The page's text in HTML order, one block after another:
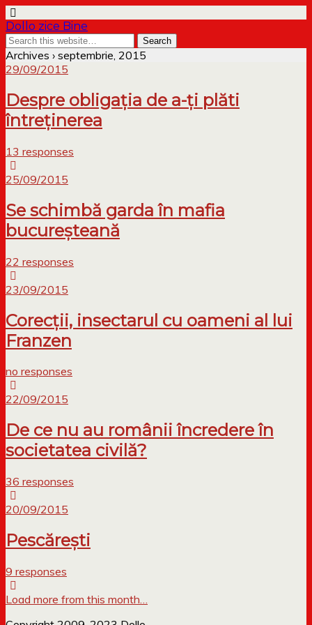
Dollo zice Bine
Archives › septembrie, 2015
29/09/2015
Despre obligația de a-ți plăti
întreținerea
13 responses
25/09/2015
Se schimbă garda în mafia
bucureșteană
22 responses
23/09/2015
Corecții, insectarul cu oameni al lui
Franzen
no responses
22/09/2015
De ce nu au românii încredere în
societatea civilă?
36 responses
20/09/2015
Pescărești
9 responses
Load more from this month…